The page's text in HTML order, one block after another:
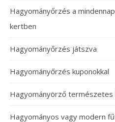
Hagyományőrzés a
kertben
Hagyományőrzés játszva
Hagyományőrzés kuponokkal
Hagyományörző természetes
Hagyományos vagy modern